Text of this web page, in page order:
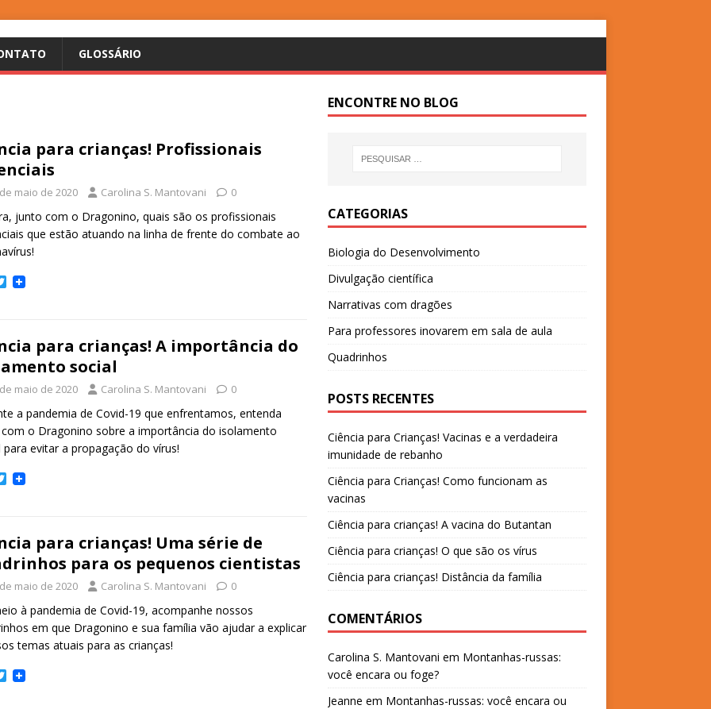
GLOSSÁRIO
para crianças! Profissionais
maio de 2020 Carolina S. Mantovani 0
junto com o Dragonino, quais são os profissionais
que estão atuando na linha de frente do combate ao
T
e
para crianças! A importância do
social
maio de 2020 Carolina S. Mantovani 0
a pandemia de Covid-19 que enfrentamos, entenda
o Dragonino sobre a importância do isolamento
para evitar a propagação do vírus!
T
e
r
para crianças! Uma série de
para os pequenos cientistas
maio de 2020 Carolina S. Mantovani 0
à pandemia de Covid-19, acompanhe nossos
em que Dragonino e sua família vão ajudar a explicar
temas atuais para as crianças!
T
ENCONTRE NO BLOG
CATEGORIAS
Biologia do Desenvolvimento
Divulgação científica
Narrativas com dragões
Para professores inovarem em sala de aula
Quadrinhos
POSTS RECENTES
Ciência para Crianças! Vacinas e a verdadeira
imunidade de rebanho
Ciência para Crianças! Como funcionam as
vacinas
Ciência para crianças! A vacina do Butantan
Ciência para crianças! O que são os vírus
Ciência para crianças! Distância da família
COMENTÁRIOS
Carolina S. Mantovani em Montanhas-russas:
você encara ou foge?
Jeanne em Montanhas-russas: você encara ou